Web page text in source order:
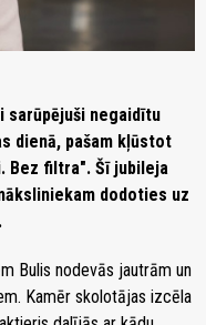
sarūpējuši negaidītu
dienā, pašam kļūstot
Bez filtra". Šī jubileja
dodoties uz
Bulis nodevās jautrām un
Kamēr skolotājas izcēla